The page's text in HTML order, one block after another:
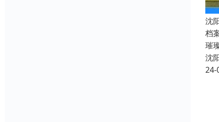
沈
档
璀
沈
24-